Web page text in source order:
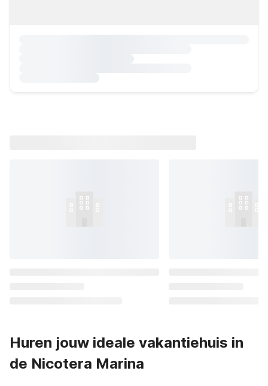
Huren jouw ideale vakantiehuis in
de Nicotera Marina